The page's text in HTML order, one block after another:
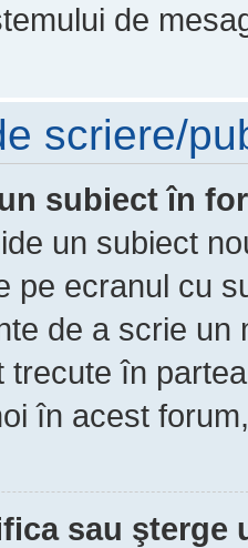
de
scriere/
subiect în
un subiect
pe ecranul cu
de a scrie un
trecute în
în acest
sau şterge